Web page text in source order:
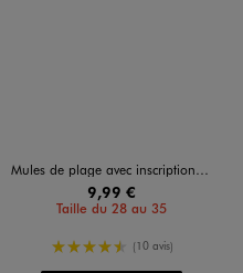
Mules de plage avec inscription multicolore fille
9,99 €
Taille du 28 au 35
4.5/5 de moyenne
(10 avis)